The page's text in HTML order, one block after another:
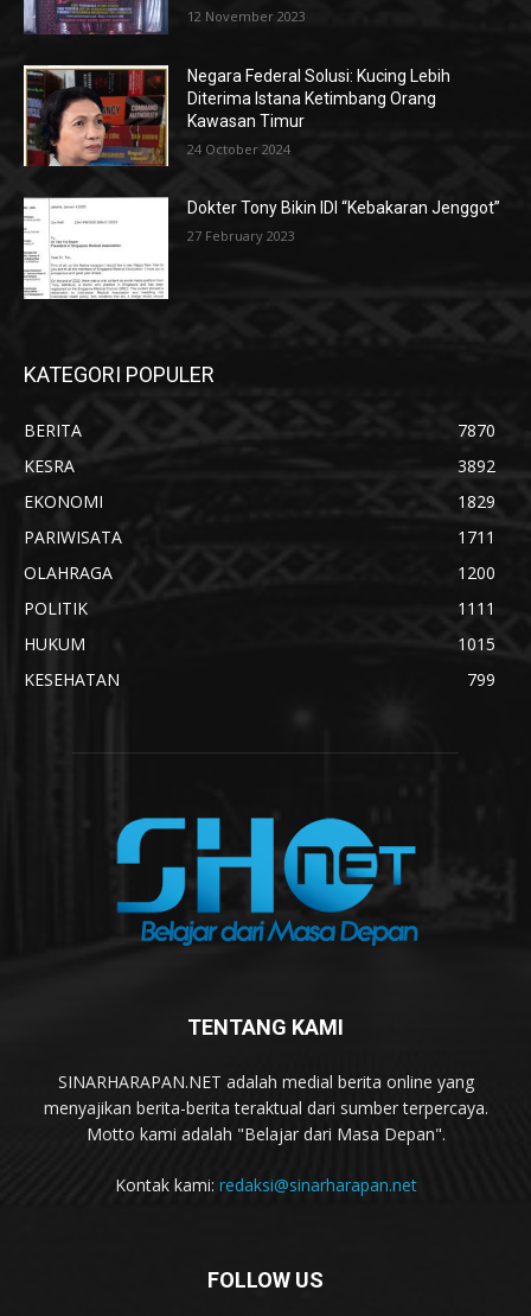
12 November 2023
Negara Federal Solusi: Kucing Lebih
Diterima Istana Ketimbang Orang
Kawasan Timur
24 October 2024
Dokter Tony Bikin IDI “Kebakaran Jenggot”
27 February 2023
KATEGORI POPULER
BERITA
7870
KESRA
3892
EKONOMI
1829
PARIWISATA
1711
OLAHRAGA
1200
POLITIK
1111
HUKUM
1015
KESEHATAN
799
TENTANG KAMI
SINARHARAPAN.NET adalah medial berita online yang
menyajikan berita-berita teraktual dari sumber terpercaya.
Motto kami adalah "Belajar dari Masa Depan".
Kontak kami: redaksi@sinarharapan.net
FOLLOW US